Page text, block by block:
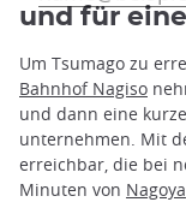
und für
Um Tsumago zu
Bahnhof Nagiso
und dann eine
unternehmen. Mit
erreichbar, die bei
Minuten von Nagoya